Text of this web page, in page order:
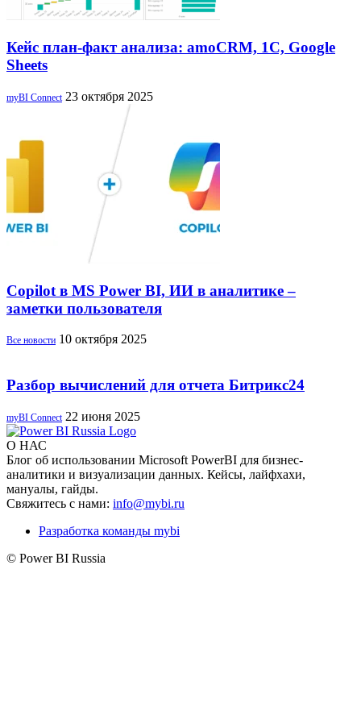
Кейс план-факт анализа: amoCRM, 1C, Google
Sheets
myBI Connect 23 октября 2025
Copilot в MS Power BI, ИИ в аналитике –
заметки пользователя
Все новости 10 октября 2025
Разбор вычислений для отчета Битрикс24
myBI Connect 22 июня 2025
О НАС
Блог об использовании Microsoft PowerBI для бизнес-
аналитики и визуализации данных. Кейсы, лайфхахи,
мануалы, гайды.
Свяжитесь с нами: info@mybi.ru
Разработка команды mybi
© Power BI Russia